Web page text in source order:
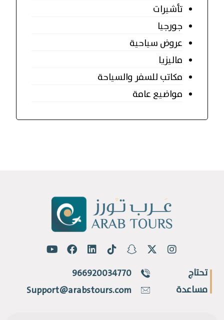
تأشيرات
جورجيا
عروض سياحية
ماليزيا
مكاتب للسفر والسياحة
مواضيع عامة
تحتاج
مساعدة
966920034770
Support@arabstours.com